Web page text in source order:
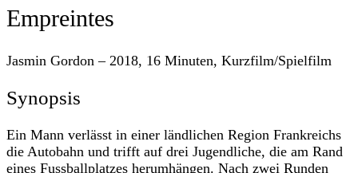
Empreintes
Jasmin Gordon – 2018, 16 Minuten, Kurzfilm/Spielfilm
Synopsis
Ein Mann verlässt in einer ländlichen Region Frankreichs
die Autobahn und trifft auf drei Jugendliche, die am Rand
eines Fussballplatzes herumhängen. Nach zwei Runden